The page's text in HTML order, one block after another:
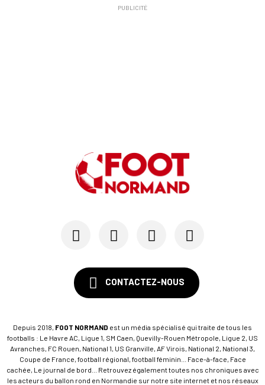
PUBLICITÉ
CONTACTEZ-NOUS
Depuis 2018, FOOT NORMAND est un média spécialisé qui traite de tous les
footballs : Le Havre AC, Ligue 1, SM Caen, Quevilly-Rouen Métropole, Ligue 2, US
Avranches, FC Rouen, National 1, US Granville, AF Virois, National 2, National 3,
Coupe de France, football régional, football féminin... Face-à-face, Face
cachée, Le journal de bord... Retrouvez également toutes nos chroniques avec
les acteurs du ballon rond en Normandie sur notre site internet et nos réseaux